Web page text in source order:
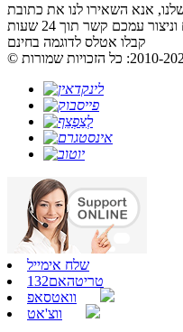
אנא השאירו לנו את כתובת
קבלו אטלס לדוגמה בחינם
שלח אימייל
טריטהאם132
וואטסאפ
ווצ'אט